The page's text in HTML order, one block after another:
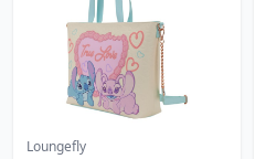
Loungefly